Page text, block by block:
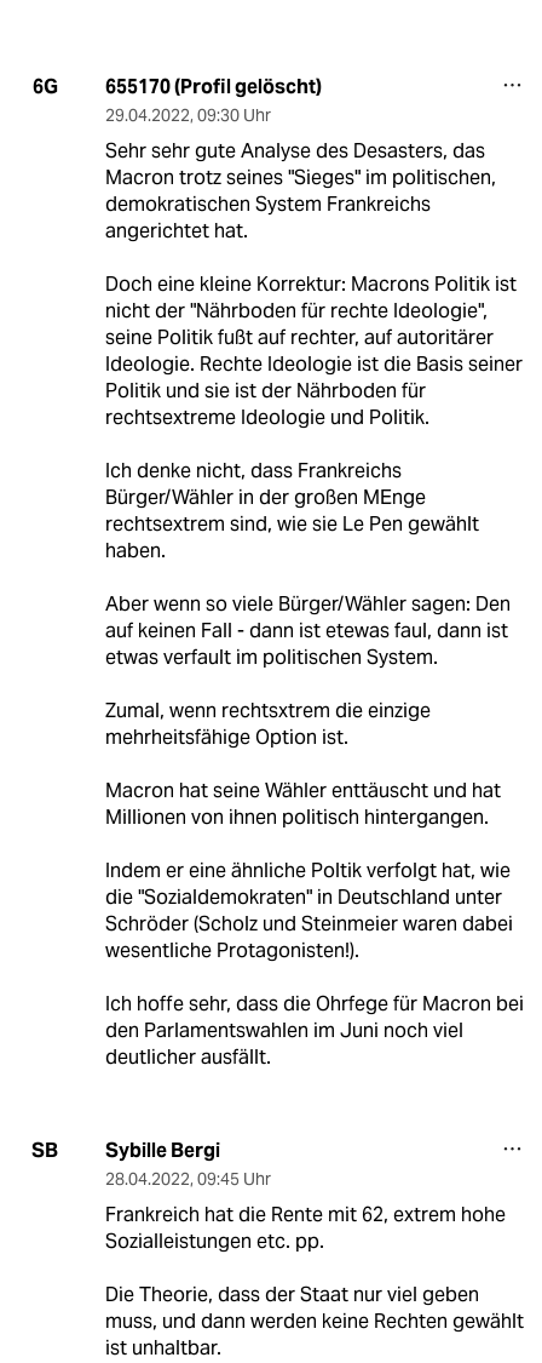
6G 655170 (Profil gelöscht)
29.04.2022, 09:30 Uhr
Sehr sehr gute Analyse des Desasters, das
Macron trotz seines "Sieges" im politischen,
demokratischen System Frankreichs
angerichtet hat.
Doch eine kleine Korrektur: Macrons Politik ist
nicht der "Nährboden für rechte Ideologie",
seine Politik fußt auf rechter, auf autoritärer
Ideologie. Rechte Ideologie ist die Basis seiner
Politik und sie ist der Nährboden für
rechtsextreme Ideologie und Politik.
Ich denke nicht, dass Frankreichs
Bürger/Wähler in der großen MEnge
rechtsextrem sind, wie sie Le Pen gewählt
haben.
Aber wenn so viele Bürger/Wähler sagen: Den
auf keinen Fall - dann ist etewas faul, dann ist
etwas verfault im politischen System.
Zumal, wenn rechtsxtrem die einzige
mehrheitsfähige Option ist.
Macron hat seine Wähler enttäuscht und hat
Millionen von ihnen politisch hintergangen.
Indem er eine ähnliche Poltik verfolgt hat, wie
die "Sozialdemokraten" in Deutschland unter
Schröder (Scholz und Steinmeier waren dabei
wesentliche Protagonisten!).
Ich hoffe sehr, dass die Ohrfege für Macron bei
den Parlamentswahlen im Juni noch viel
deutlicher ausfällt.
SB Sybille Bergi
28.04.2022, 09:45 Uhr
Frankreich hat die Rente mit 62, extrem hohe
Sozialleistungen etc. pp.
Die Theorie, dass der Staat nur viel geben
muss, und dann werden keine Rechten gewählt
ist unhaltbar.